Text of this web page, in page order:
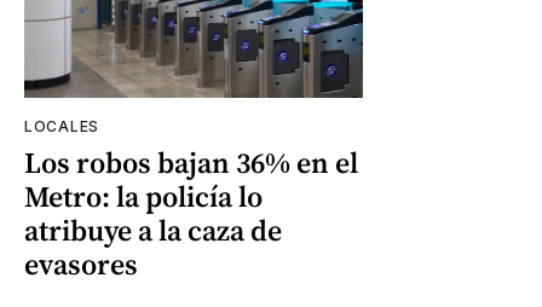
LOCALES
Los robos bajan 36% en el
Metro: la policía lo
atribuye a la caza de
evasores